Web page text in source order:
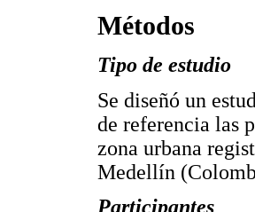
Métodos
Tipo de estudio
Se diseñó un
de referencia las
zona urbana
Medellín
Participantes